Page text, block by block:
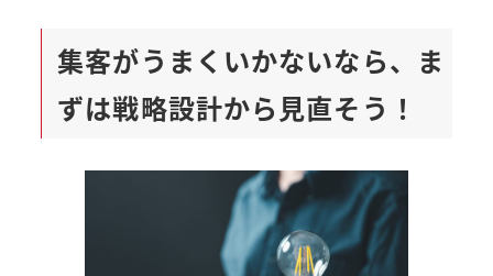
集客がうまくいかないなら、ま
ずは戦略設計から見直そう！